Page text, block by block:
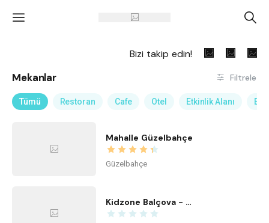
' A
Bizi takip edin!
Mekanlar Filtrele
Tümü Restoran Cafe Otel Etkinlik Alanı
Mahalle Güzelbahçe
Güzelbahçe
Kidzone Balçova - Çocuk Gelişim ve Aktivite Merkezi